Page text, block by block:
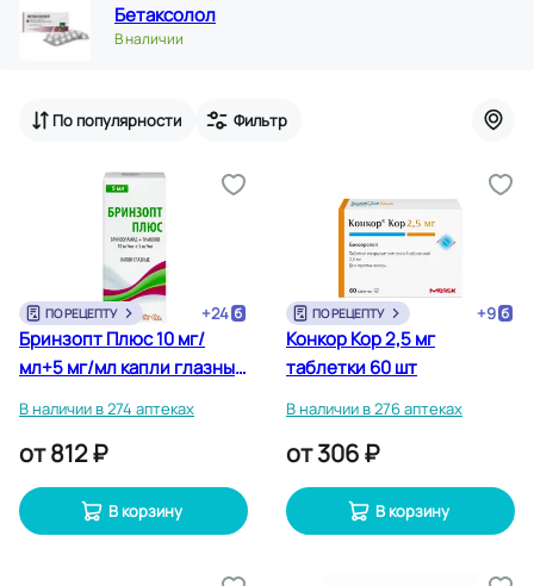
Бетаксолол
В наличии
По популярности Фильтр
ПО РЕЦЕПТУ +24
Бринзопт Плюс 10 мг/
мл+5 мг/мл капли глазные
В наличии в 274 аптеках
от812 ₽
В корзину
ПО РЕЦЕПТУ +9
Конкор Кор 2,5 мг
таблетки 60 шт
В наличии в 276 аптеках
от306 ₽
В корзину